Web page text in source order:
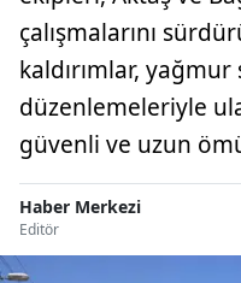
çalışmalarını
kaldırımlar,
düzenlemeleriyle
güvenli ve uzun
Haber Merkezi
Editör